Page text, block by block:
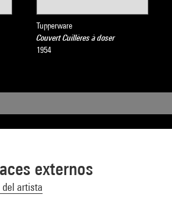
Tupperware
Couvert Cuillères à doser
1954
externos
artista